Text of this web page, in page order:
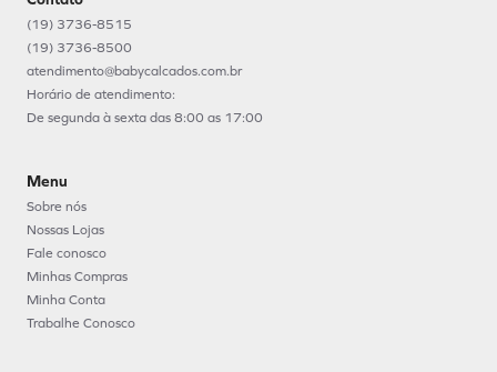
(19) 3736-8515
(19) 3736-8500
atendimento@babycalcados.com.br
Horário de atendimento:
De segunda à sexta das 8:00 as 17:00
Menu
Sobre nós
Nossas Lojas
Fale conosco
Minhas Compras
Minha Conta
Trabalhe Conosco